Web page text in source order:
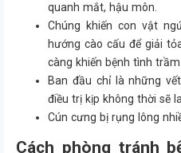
quanh mắt, hậu môn.
Chúng khiến con vật
hướng cào cấu để giải
càng khiến bệnh tình
Ban đầu chỉ là những
điều trị kịp không thời sẽ
Cún cưng bị rụng lông
Cách phòng tránh